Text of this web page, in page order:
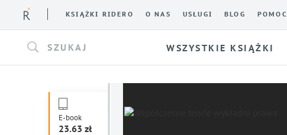
KSIĄŻKI RIDERO O NAS USŁUGI BLOG POMOC
SZUKAJ WSZYSTKIE KSIĄŻKI
E-book
23.63